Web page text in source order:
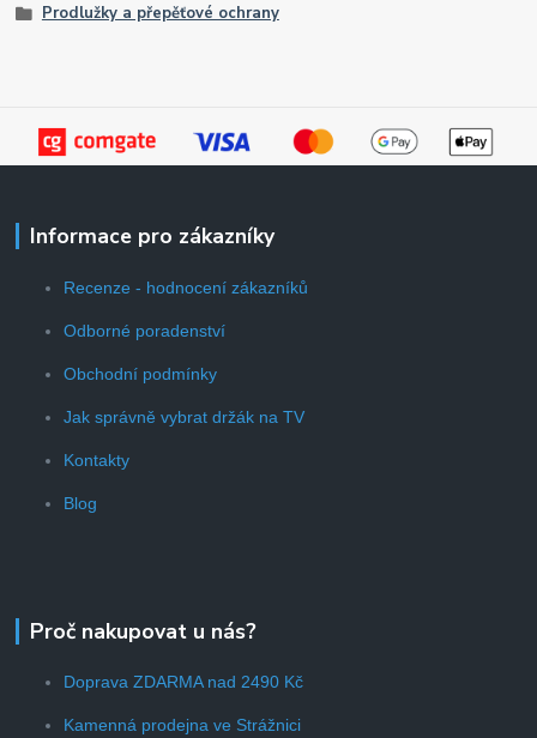
Prodlužky a přepěťové ochrany
Informace pro zákazníky
Recenze - hodnocení zákazníků
Odborné poradenství
Obchodní podmínky
Jak správně vybrat držák na TV
Kontakty
Blog
Proč nakupovat u nás?
Doprava ZDARMA nad 2490 Kč
Kamenná prodejna ve Strážnici